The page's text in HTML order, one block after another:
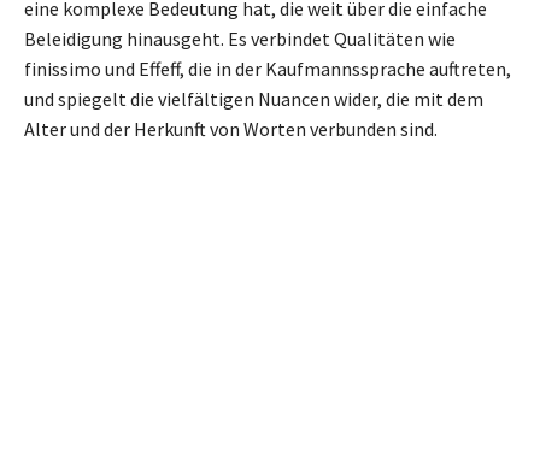
eine komplexe Bedeutung hat, die weit über die einfache
Beleidigung hinausgeht. Es verbindet Qualitäten wie
finissimo und Effeff, die in der Kaufmannssprache auftreten,
und spiegelt die vielfältigen Nuancen wider, die mit dem
Alter und der Herkunft von Worten verbunden sind.